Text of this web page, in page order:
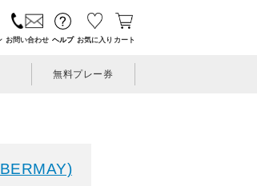
お問い合わせ ヘルプ お気に入り カート
無料プレー券